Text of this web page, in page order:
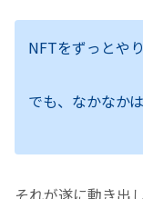
NFTをずっとや
でも、なかなか
それが遂に動き出